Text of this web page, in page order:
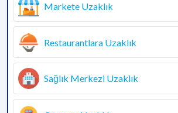
Markete Uzaklık
Restaurantlara Uzaklık
Sağlık Merkezi Uzaklık